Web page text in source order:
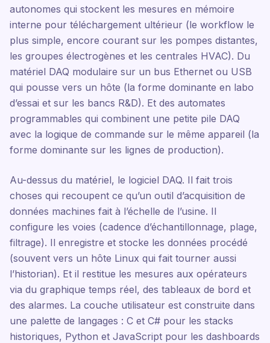
autonomes qui stockent les mesures en mémoire
interne pour téléchargement ultérieur (le workflow le
plus simple, encore courant sur les pompes distantes,
les groupes électrogènes et les centrales HVAC). Du
matériel DAQ modulaire sur un bus Ethernet ou USB
qui pousse vers un hôte (la forme dominante en labo
d’essai et sur les bancs R&D). Et des automates
programmables qui combinent une petite pile DAQ
avec la logique de commande sur le même appareil (la
forme dominante sur les lignes de production).
Au-dessus du matériel, le logiciel DAQ. Il fait trois
choses qui recoupent ce qu’un outil d’acquisition de
données machines fait à l’échelle de l’usine. Il
configure les voies (cadence d’échantillonnage, plage,
filtrage). Il enregistre et stocke les données procédé
(souvent vers un hôte Linux qui fait tourner aussi
l’historian). Et il restitue les mesures aux opérateurs
via du graphique temps réel, des tableaux de bord et
des alarmes. La couche utilisateur est construite dans
une palette de langages : C et C# pour les stacks
historiques, Python et JavaScript pour les dashboards